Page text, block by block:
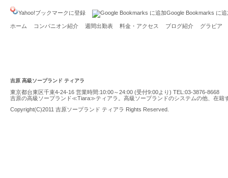
Yahoo!ブックマークに登録 Google Bookmarks に追
ホーム コンパニオン紹介 週間出勤表 料金・アクセス ブログ紹介 グラビア
吉原 高級ソープランド ティアラ
東京都台東区千束4-24-16 営業時間:10:00～24:00 (受付9:00より) TEL:03-3876-8668
吉原の高級ソープランド≪Tiara≫ティアラ。高級ソープランドのシステムの他、在籍
Copyright(C)2011 吉原ソープランド ティアラ Rights Reserved.